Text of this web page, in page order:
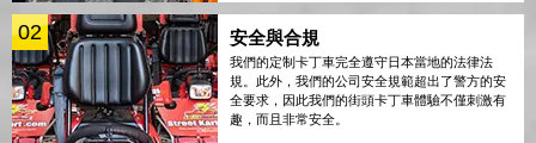
02 安全與合規
我們的定制卡丁車完全遵守日本當地的法律法
規。此外，我們的公司安全規範超出了警方的安
全要求，因此我們的街頭卡丁車體驗不僅刺激有
趣，而且非常安全。